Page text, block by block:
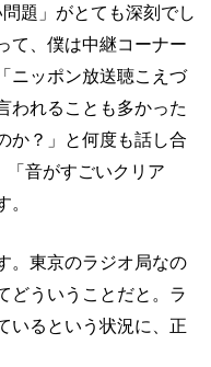
題」がとても深刻でし
て、僕は中継コーナー
ニッポン放送聴こえづ
われることも多かった
か？」と何度も話し合
「音がすごいクリア
。東京のラジオ局なの
どういうことだと。ラ
いるという状況に、正